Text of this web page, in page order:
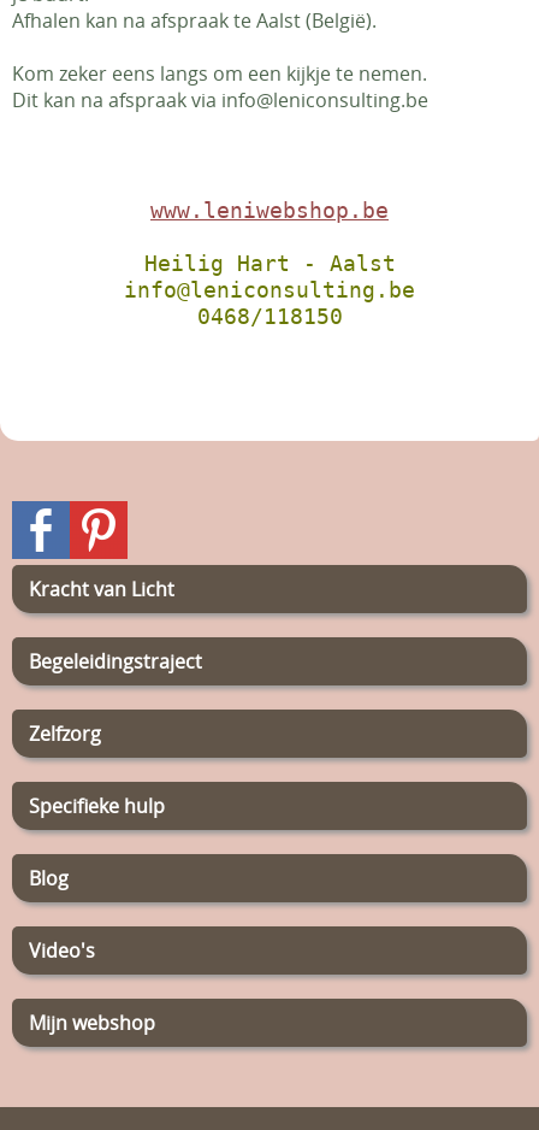
Kracht van Licht
Begeleidingstraject
Zelfzorg
Specifieke hulp
Blog
Video's
Mijn webshop
Afhalen kan na afspraak te Aalst (België).
Kom zeker eens langs om een kijkje te nemen.
Dit kan na afspraak via info@leniconsulting.be
www.leniwebshop.be
Heilig Hart - Aalst
info@leniconsulting.be
0468/118150